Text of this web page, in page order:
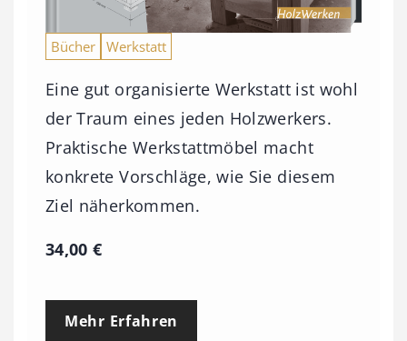
s
9
,
0
0
€
Bücher Werkstatt
Eine gut organisierte Werkstatt ist wohl
der Traum eines jeden Holzwerkers.
Praktische Werkstattmöbel macht
konkrete Vorschläge, wie Sie diesem
Ziel näherkommen.
34,00€
Mehr Erfahren